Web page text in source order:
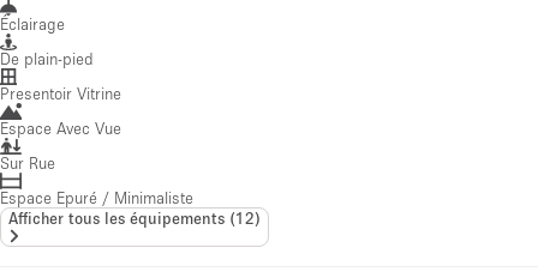
Éclairage
De plain-pied
Presentoir Vitrine
Espace Avec Vue
Sur Rue
Espace Epuré / Minimaliste
Afficher tous les équipements (12)